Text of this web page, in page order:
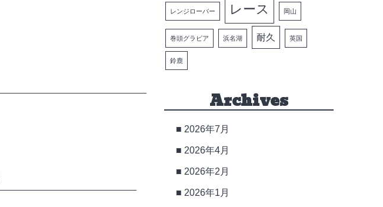
レンジローバー レース 岡山
巻頭グラビア 浜名湖 耐久 英国
鈴鹿
Archives
2026年7月
2026年4月
2026年2月
2026年1月